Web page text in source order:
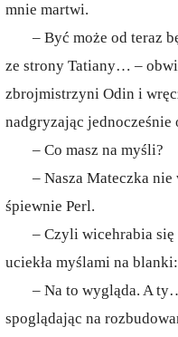
mnie martwi.
– Być może od teraz
ze strony Tatiany… –
zbrojmistrzyni Odin i
nadgryzając
– Co masz na myśli?
– Nasza Mateczka nie
śpiewnie Perl.
– Czyli wicehrabia się
uciekła myślami na
– Na to wygląda. A
spoglądając na